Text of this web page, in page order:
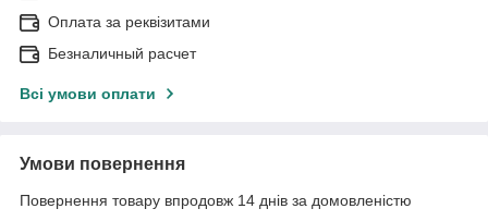
Оплата за реквізитами
Безналичный расчет
Всі умови оплати
Умови повернення
Повернення товару впродовж 14 днів за домовленістю